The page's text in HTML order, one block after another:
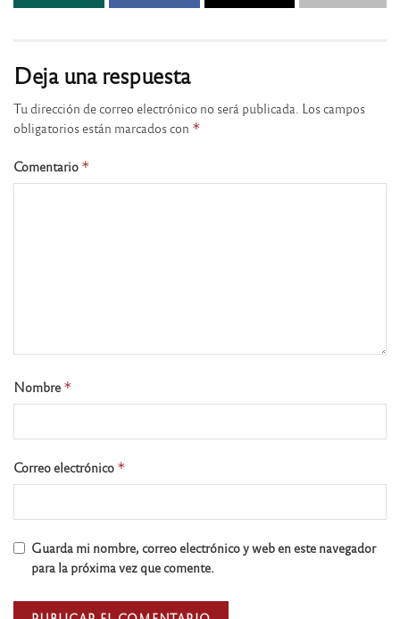
Deja una respuesta
Tu dirección de correo electrónico no será publicada. Los campos
obligatorios están marcados con *
Comentario *
Nombre *
Correo electrónico *
Guarda mi nombre, correo electrónico y web en este navegador
para la próxima vez que comente.